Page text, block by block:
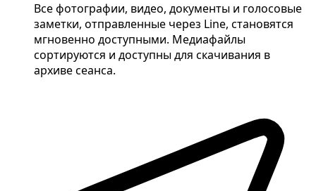
Все фотографии, видео, документы и голосовые
заметки, отправленные через Line, становятся
мгновенно доступными. Медиафайлы
сортируются и доступны для скачивания в
архиве сеанса.